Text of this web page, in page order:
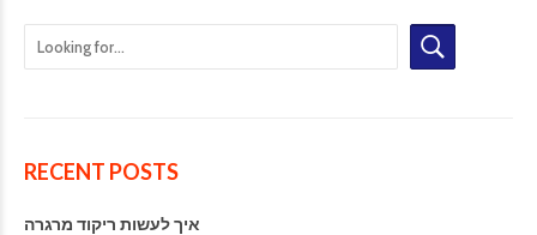
RECENT POSTS
איך לעשות ריקוד מרגרה